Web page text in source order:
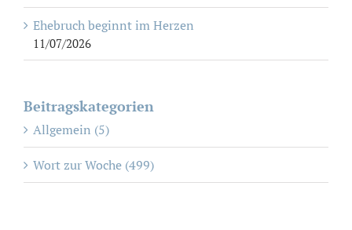
Ehebruch beginnt im Herzen
11/07/2026
Beitragskategorien
Allgemein (5)
Wort zur Woche (499)